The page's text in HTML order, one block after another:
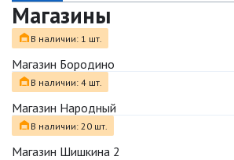
Магазины
В наличии: 1 шт.
Магазин Бородино
В наличии: 4 шт.
Магазин Народный
В наличии: 20 шт.
Магазин Шишкина 2